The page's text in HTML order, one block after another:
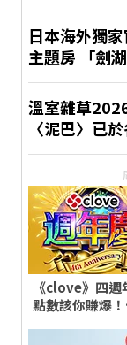
《clove》四
點數該你賺爆